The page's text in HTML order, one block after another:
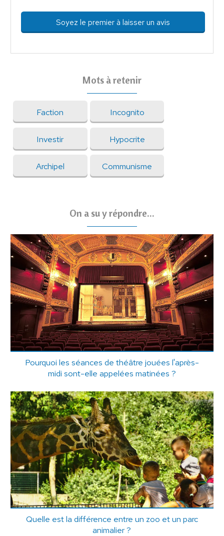
Soyez le premier à laisser un avis
Mots à retenir
Faction Incognito
Investir Hypocrite
Archipel Communisme
On a su y répondre...
Pourquoi les séances de théâtre jouées l'après-
midi sont-elle appelées matinées ?
Quelle est la différence entre un zoo et un parc
animalier ?